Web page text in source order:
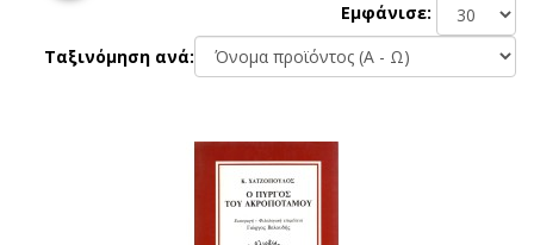
Εμφάνισε:
Ταξινόμηση ανά: